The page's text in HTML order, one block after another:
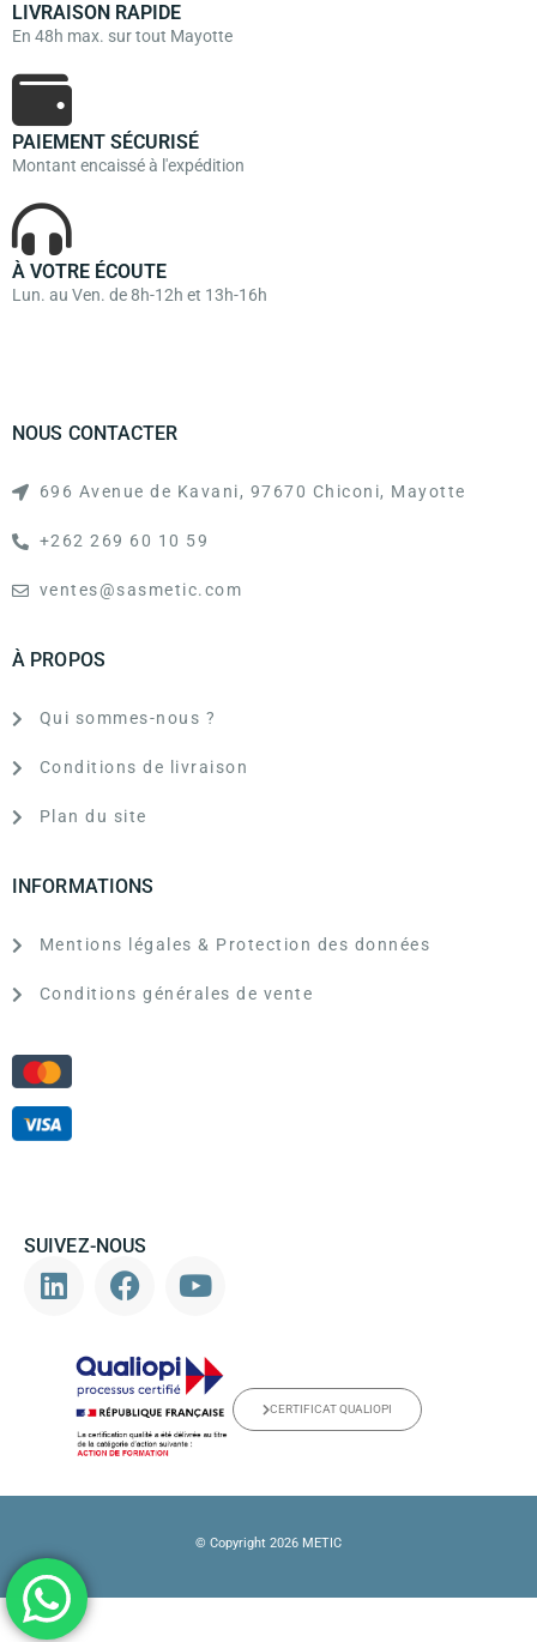
LIVRAISON RAPIDE
En 48h max. sur tout Mayotte
PAIEMENT SÉCURISÉ
Montant encaissé à l'expédition
À VOTRE ÉCOUTE
Lun. au Ven. de 8h-12h et 13h-16h
NOUS CONTACTER
696 Avenue de Kavani, 97670 Chiconi, Mayotte
+262 269 60 10 59
ventes@sasmetic.com
À PROPOS
Qui sommes-nous ?
Conditions de livraison
Plan du site
INFORMATIONS
Mentions légales & Protection des données
Conditions générales de vente
SUIVEZ-NOUS
CERTIFICAT QUALIOPI
© Copyright 2026 METIC